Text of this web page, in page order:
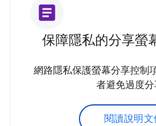
article
保障隱私的分享螢
網路隱私保護螢幕分享控制
者避免過度分
閱讀說明文